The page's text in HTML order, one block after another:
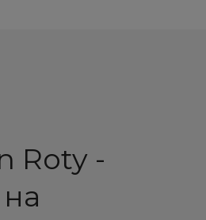
Roty -